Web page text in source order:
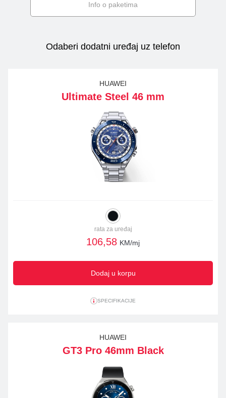
Info o paketima
Odaberi dodatni uređaj uz telefon
HUAWEI
Ultimate Steel 46 mm
rata za uređaj
106,58 KM/mj
Dodaj u korpu
SPECIFIKACIJE
HUAWEI
GT3 Pro 46mm Black